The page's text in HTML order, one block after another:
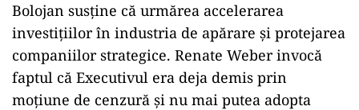
Bolojan susține că urmărea accelerarea
investițiilor în industria de apărare și protejarea
companiilor strategice. Renate Weber invocă
faptul că Executivul era deja demis prin
moțiune de cenzură și nu mai putea adopta